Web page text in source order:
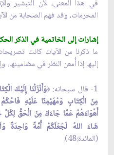
في هذا المعنى، لأن التبشير
المحرمات، وقد فهم الصحابة من
إشارات إلى الخاتمية في الذكر
ما ذكرنا من الآيات كانت
إليها إذا أُمعن النظر في مضامينها،
1- قال سبحانه:
﴿وَأَنْزَلْنَا إِلَيْكَ
مِنَ الْكِتَابِ وَمُهَيْمِنًا عَلَيْهِ فَاحْكُمْ
أَهْوَاءَهُمْ عَمَّا جَاءَكَ مِنَ الْحَقِّ لِكُلّ
شَاءَ اللهُ لَجَعَلَكُمْ أُمَّةً وَاحِدَةً
(المائدة:48).